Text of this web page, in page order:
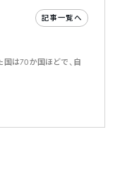
記事一覧へ
国は70か国ほどで、自